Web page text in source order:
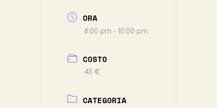
ORA
8:00 pm - 10:00 pm
COSTO
45 €
CATEGORIA